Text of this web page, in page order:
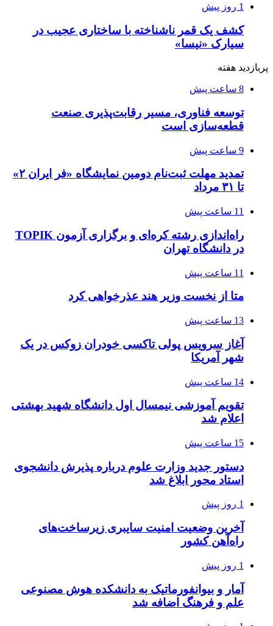
1 روز پیش
کشف یک قمر ناشناخته با ساختاری عجیب در
سیارک «نیسا»
پربازدید هفته
8 ساعت پیش
توسعه فناوری، مسیر رقابت‌پذیری صنعت
قطعه‌سازی است
9 ساعت پیش
تمدید مهلت ثبت‌نام دومین نمایشگاه «فر ایران ۲»
تا ۳۱ مرداد
11 ساعت پیش
راه‌اندازی رشته کره‌ای و برگزاری آزمون TOPIK
در دانشگاه تهران
11 ساعت پیش
متا از نخست وزیر هند عذرخواهی کرد
13 ساعت پیش
آغاز سرویس پولی تاکسی خودران زوکس در یک
شهر آمریکا
14 ساعت پیش
تقویم آموزشی نیمسال اول دانشگاه شهید بهشتی
اعلام شد
15 ساعت پیش
دستور جدید وزارت علوم درباره پذیرش دانشجوی
استاد محور ابلاغ شد
1 روز پیش
آخرین وضعیت امنیت سایبری زیرساخت‌های
راه‌آهن کشور
1 روز پیش
آمار و بیوانفورماتیک به دانشکده هوش مصنوعی
علم و فرهنگ اضافه شد